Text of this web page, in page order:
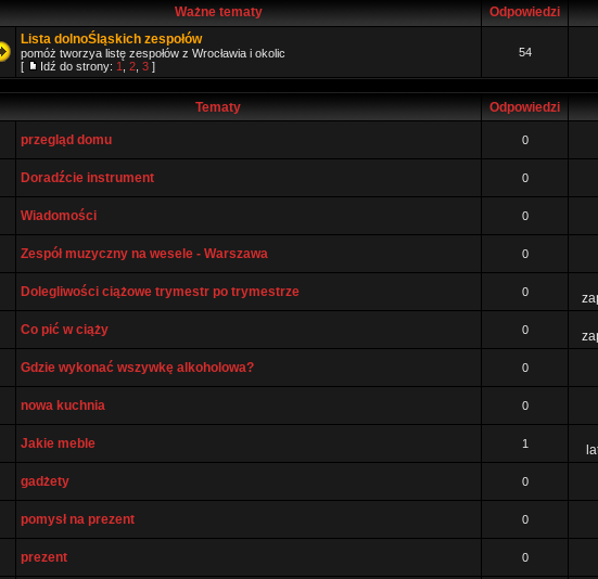
Ważne tematy Odpowiedzi
Lista dolnoŚląskich zespołów
pomóż tworzya listę zespołów z Wrocławia i okolic
[
Idź do strony: 1 2 3 ]
54
Tematy Odpowiedzi
przegląd domu 0
Doradźcie instrument 0
Wiadomości 0
Zespół muzyczny na wesele - Warszawa 0
Dolegliwości ciążowe trymestr po trymestrze 0
Co pić w ciąży 0
Gdzie wykonać wszywkę alkoholowa? 0
nowa kuchnia 0
Jakie meble 1
gadżety 0
pomysł na prezent 0
prezent 0